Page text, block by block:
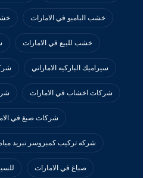
خشب البامبو في الامارات
خشب للبيع في الامارات
سيراميك الباركيه الاماراتي
شركات اخشاب في الامارات
شركات صبغ في
شركه تركيب كمبروسر تبريد
صباغ في الامارات